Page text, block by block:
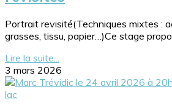
Portrait revisité(Techniques mixtes :
grasses, tissu, papier…)Ce stage
Lire la suite...
3 mars 2026